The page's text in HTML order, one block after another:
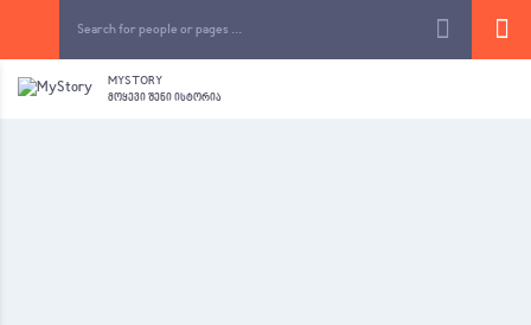
MYSTORY
ᲛᲝᲧᲔᲕᲘ ᲨᲔᲜᲘ ᲘᲡᲢᲝᲠᲘᲐ